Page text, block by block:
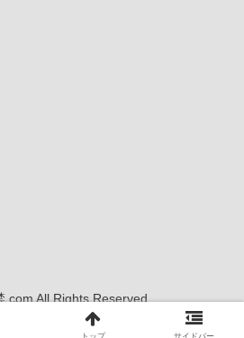
All Rights Reserved.
等の無断転載・使用を禁じます
トップ サイドバー